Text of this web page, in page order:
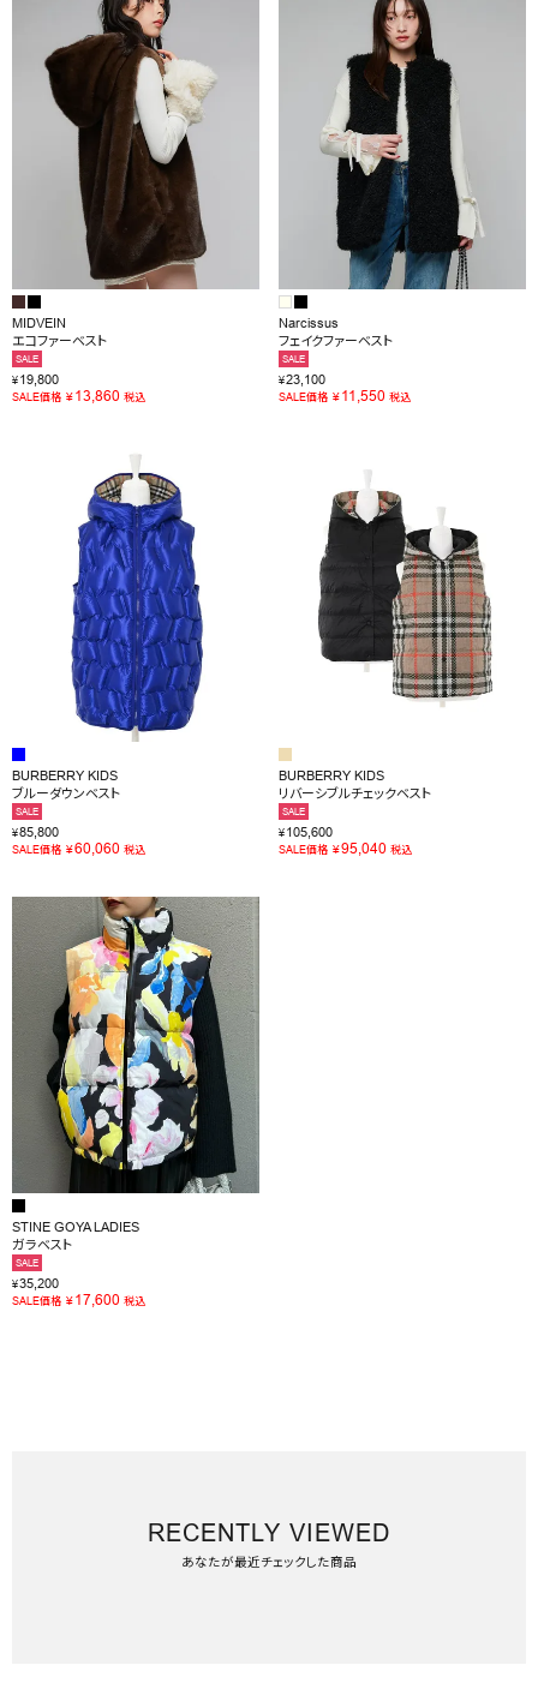
お問い合わせ
MIDVEIN
エコファーベスト
SALE
¥19,800
SALE価格 ¥13,860 税込
Narcissus
フェイクファーベスト
SALE
¥23,100
SALE価格 ¥11,550 税込
BURBERRY KIDS
ブルーダウンベスト
SALE
¥85,800
SALE価格 ¥60,060 税込
BURBERRY KIDS
リバーシブルチェックベスト
SALE
¥105,600
SALE価格 ¥95,040 税込
STINE GOYA LADIES
ガラベスト
SALE
¥35,200
SALE価格 ¥17,600 税込
RECENTLY VIEWED
あなたが最近チェックした商品